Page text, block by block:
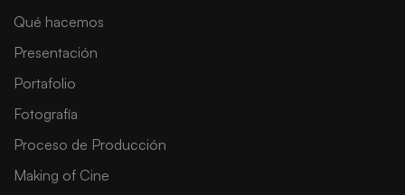
Qué hacemos
Presentación
Portafolio
Fotografía
Proceso de Producción
Making of Cine